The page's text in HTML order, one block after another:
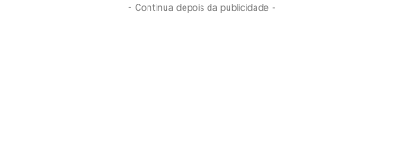
- Continua depois da publicidade -